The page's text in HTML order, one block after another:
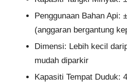
Penggunaan Bahan Api:
(anggaran bergantung
Dimensi: Lebih kecil
mudah diparkir
Kapasiti Tempat Duduk: